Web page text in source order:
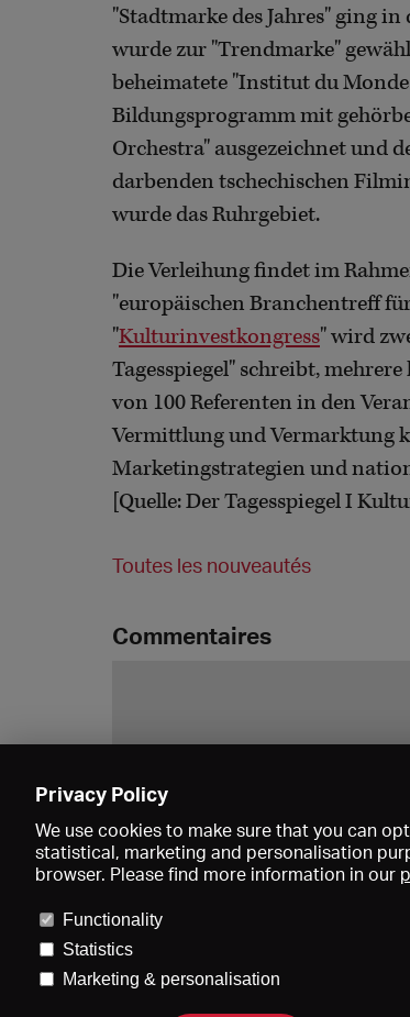
"Stadtmarke des Jahres" ging
wurde zur "Trendmarke"
beheimatete "Institut du
Bildungsprogramm mit
Orchestra" ausgezeichnet und
darbenden tschechischen
wurde das Ruhrgebiet.
Die Verleihung findet im
"europäischen Branchentreff
"Kulturinvestkongress" wird
Tagesspiegel" schreibt,
von 100 Referenten in den
Vermittlung und Vermarktung
Marketingstrategien und
[Quelle: Der Tagesspiegel I
Toutes les nouveautés
Commentaires
Privacy Policy
We use cookies to make sure that you can
statistical, marketing and personalisation
browser. Please find more information in our
Functionality
Statistics
Marketing & personalisation